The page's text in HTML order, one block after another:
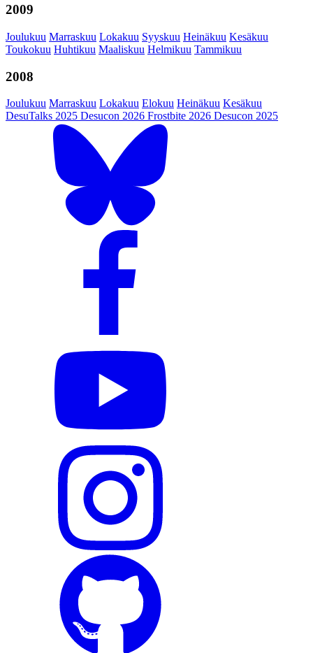
2009
Joulukuu Marraskuu Lokakuu Syyskuu Heinäkuu Kesäkuu
Toukokuu Huhtikuu Maaliskuu Helmikuu Tammikuu
2008
Joulukuu Marraskuu Lokakuu Elokuu Heinäkuu Kesäkuu
DesuTalks 2025 Desucon 2026 Frostbite 2026 Desucon 2025